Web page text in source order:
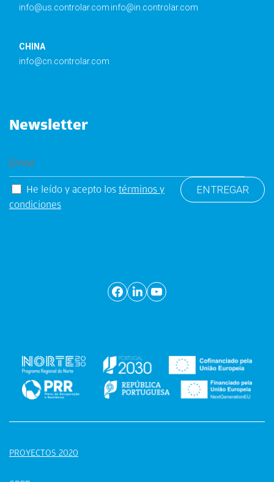
info@us.controlar.com info@in.controlar.com
CHINA
info@cn.controlar.com
Newsletter
He leído y acepto los términos y
condiciones
PROYECTOS 2020